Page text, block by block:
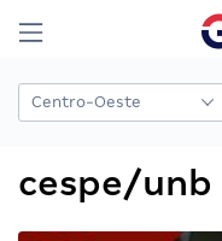
cespe/unb